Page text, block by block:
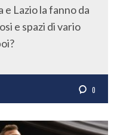
e Lazio la fanno da
e spazi di vario
0